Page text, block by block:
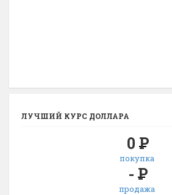
ЛУЧШИЙ КУРС ДОЛЛАРА
0 Р
покупка
- Р
продажа